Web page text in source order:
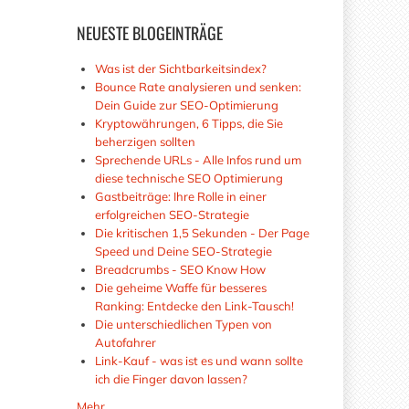
NEUESTEBLOGEINTRÄGE
Was ist der Sichtbarkeitsindex?
Bounce Rate analysieren und senken:
Dein Guide zur SEO-Optimierung
Kryptowährungen, 6 Tipps, die Sie
beherzigen sollten
Sprechende URLs - Alle Infos rund um
diese technische SEO Optimierung
Gastbeiträge: Ihre Rolle in einer
erfolgreichen SEO-Strategie
Die kritischen 1,5 Sekunden - Der Page
Speed und Deine SEO-Strategie
Breadcrumbs - SEO Know How
Die geheime Waffe für besseres
Ranking: Entdecke den Link-Tausch!
Die unterschiedlichen Typen von
Autofahrer
Link-Kauf - was ist es und wann sollte
ich die Finger davon lassen?
Mehr